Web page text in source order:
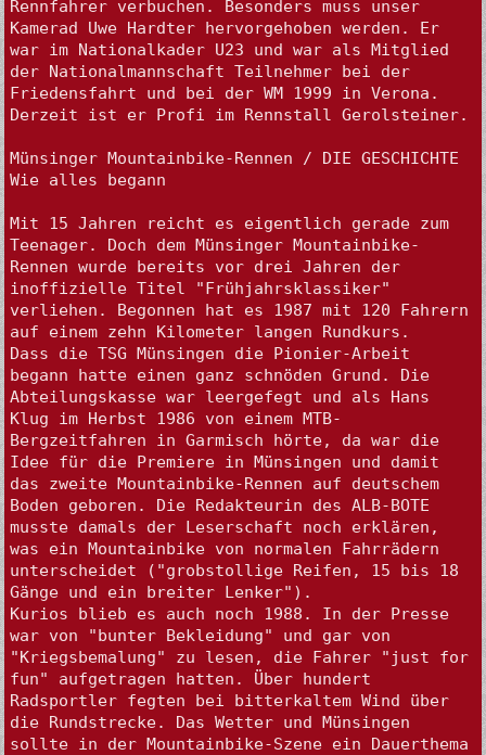
Rennfahrer verbuchen. Besonders muss unser
Kamerad Uwe Hardter hervorgehoben werden. Er
war im Nationalkader U23 und war als Mitglied
der Nationalmannschaft Teilnehmer bei der
Friedensfahrt und bei der WM 1999 in Verona.
Derzeit ist er Profi im Rennstall Gerolsteiner.
Münsinger Mountainbike-Rennen / DIE GESCHICHTE
Wie alles begann
Mit 15 Jahren reicht es eigentlich gerade zum
Teenager. Doch dem Münsinger Mountainbike-
Rennen wurde bereits vor drei Jahren der
inoffizielle Titel "Frühjahrsklassiker"
verliehen. Begonnen hat es 1987 mit 120 Fahrern
auf einem zehn Kilometer langen Rundkurs.
Dass die TSG Münsingen die Pionier-Arbeit
begann hatte einen ganz schnöden Grund. Die
Abteilungskasse war leergefegt und als Hans
Klug im Herbst 1986 von einem MTB-
Bergzeitfahren in Garmisch hörte, da war die
Idee für die Premiere in Münsingen und damit
das zweite Mountainbike-Rennen auf deutschem
Boden geboren. Die Redakteurin des ALB-BOTE
musste damals der Leserschaft noch erklären,
was ein Mountainbike von normalen Fahrrädern
unterscheidet ("grobstollige Reifen, 15 bis 18
Gänge und ein breiter Lenker").
Kurios blieb es auch noch 1988. In der Presse
war von "bunter Bekleidung" und gar von
"Kriegsbemalung" zu lesen, die Fahrer "just for
fun" aufgetragen hatten. Über hundert
Radsportler fegten bei bitterkaltem Wind über
die Rundstrecke. Das Wetter und Münsingen
sollte in der Mountainbike-Szene ein Dauerthema